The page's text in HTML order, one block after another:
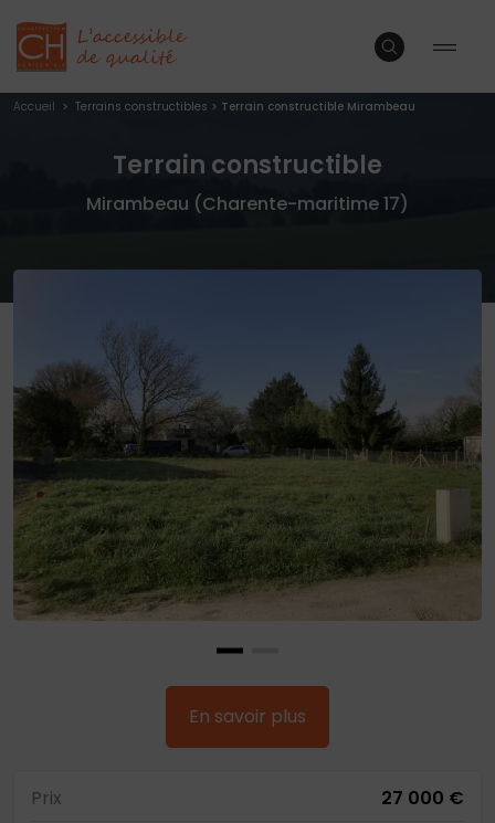
Accueil > Terrains constructibles > Terrain constructible Mirambeau
Terrain constructible
Mirambeau (Charente-maritime 17)
En savoir plus
Prix
27 000 €